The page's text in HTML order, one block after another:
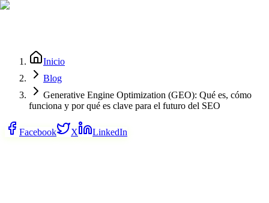
Inicio
Blog
Generative Engine Optimization (GEO): Qué es, cómo
funciona y por qué es clave para el futuro del SEO
Facebook X LinkedIn